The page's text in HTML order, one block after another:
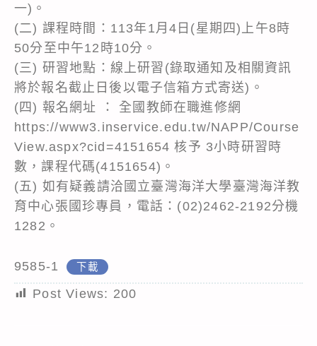
一)。
(二) 課程時間：113年1月4日(星期四)上午8時
50分至中午12時10分。
(三) 研習地點：線上研習(錄取通知及相關資訊
將於報名截止日後以電子信箱方式寄送)。
(四) 報名網址 ： 全國教師在職進修網
https://www3.inservice.edu.tw/NAPP/Course
View.aspx?cid=4151654 核予 3小時研習時
數，課程代碼(4151654)。
(五) 如有疑義請洽國立臺灣海洋大學臺灣海洋教
育中心張國珍專員，電話：(02)2462-2192分機
1282。
9585-1 下載
Post Views: 200